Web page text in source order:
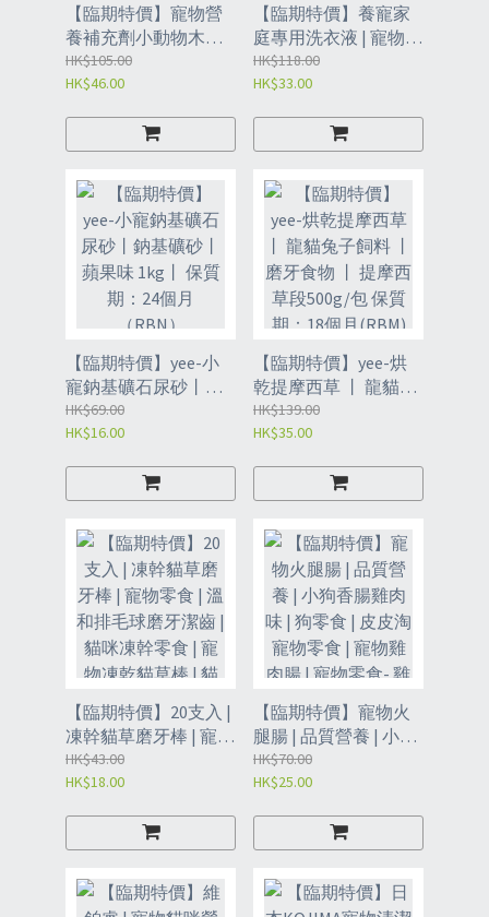
【臨期特價】寵物營
養補充劑小動物木瓜
木瓜化毛膏 75g 保質
期：24個月（RCE）
HK$105.00
HK$46.00
【臨期特價】養寵家
庭專用洗衣液 | 寵物衣
服貓咪狗窩墊清潔劑 |
抑菌除蟎去異
HK$118.00
HK$33.00
【臨期特價】yee-小
寵鈉基礦石尿砂丨鈉
基礦砂丨 蘋果味 1kg
丨 保質期：24個月
HK$69.00
HK$16.00
【臨期特價】yee-烘
乾提摩西草 丨 龍貓兔
子飼料 丨 磨牙食物 丨
提摩西草段500g/包 保
HK$139.00
HK$35.00
【臨期特價】20支入 |
凍幹貓草磨牙棒 | 寵物
零食 | 溫和排毛球磨牙
潔齒 | 貓咪凍幹零食 |
食- 20支/袋（RBJ）
HK$43.00
HK$18.00
【臨期特價】寵物火
腿腸 | 品質營養 | 小狗
香腸雞肉味 | 狗零食 |
皮皮淘寵物零食 | 寵物
肉味(450g 15g*30支/
袋)（RBD）
HK$70.00
HK$25.00